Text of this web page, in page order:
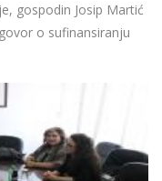
gospodin Josip Martić
o sufinansiranju